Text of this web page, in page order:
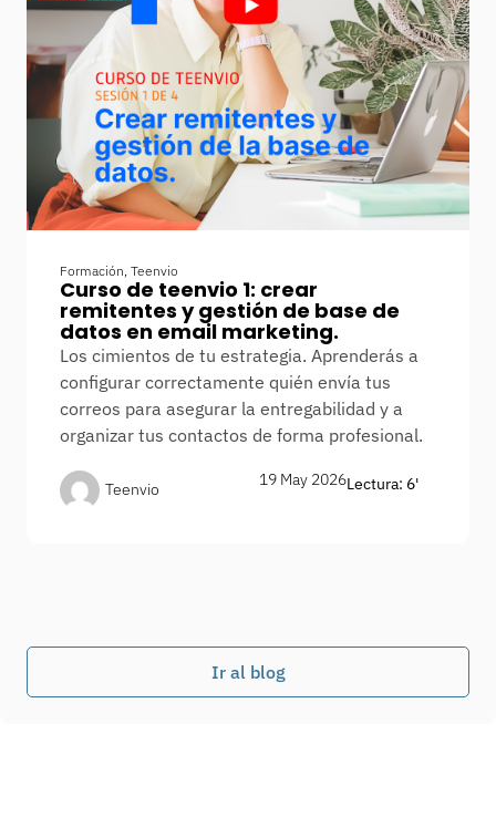
Formación, Teenvio
Curso de teenvio 1: crear
remitentes y gestión de base de
datos en email marketing.
Los cimientos de tu estrategia. Aprenderás a
configurar correctamente quién envía tus
correos para asegurar la entregabilidad y a
organizar tus contactos de forma profesional.
Teenvio
19 May 2026Lectura: 6'
Ir al blog